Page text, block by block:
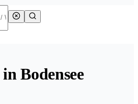
Bodensee